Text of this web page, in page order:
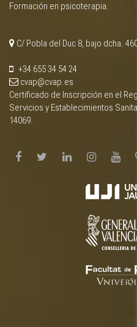
Formación en psicoterapia.
C/ Pobla del Duc 8, bajo dcha.
+34 655 34 54 24
cvap@cvap.es
Certificado de Inscripción en el
Servicios y Establecimientos
14069.